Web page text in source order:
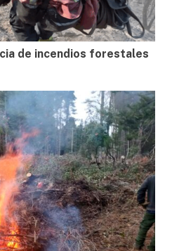
de incendios forestales